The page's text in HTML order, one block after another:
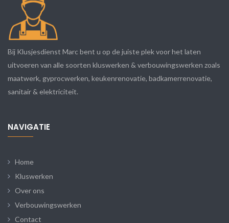
Bij Klusjesdienst Marc bent u op de juiste plek voor het laten
uitvoeren van alle soorten kluswerken & verbouwingswerken zoals
maatwerk, gyprocwerken, keukenrenovatie, badkamerrenovatie,
sanitair & elektriciteit.
NAVIGATIE
Home
Kluswerken
Over ons
Verbouwingswerken
Contact